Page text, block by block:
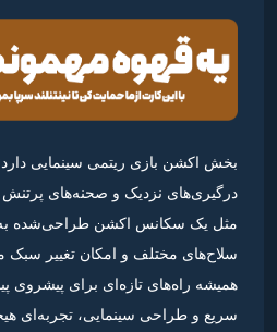
بخش اکشن بازی ریتمی سینمایی دارد:
درگیری‌های نزدیک و صحنه‌های
مثل یک سکانس اکشن طراحی‌شده
سلاح‌های مختلف و امکان تغییر سبک
همیشه راه‌های تازه‌ای برای پیشروی
سریع و طراحی سینمایی، تجربه‌ای